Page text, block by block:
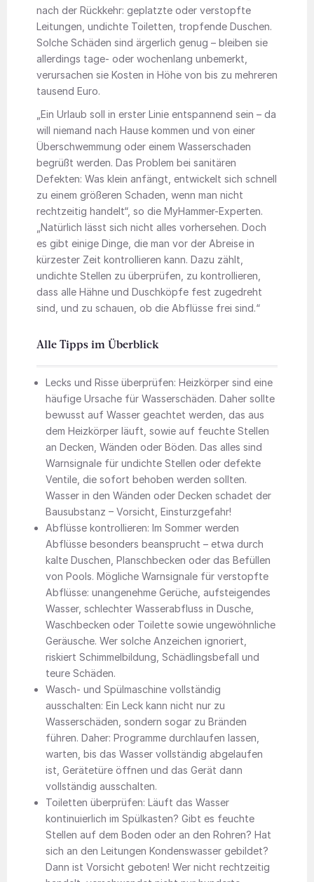
nach der Rückkehr: geplatzte oder verstopfte
Leitungen, undichte Toiletten, tropfende Duschen.
Solche Schäden sind ärgerlich genug – bleiben sie
allerdings tage- oder wochenlang unbemerkt,
verursachen sie Kosten in Höhe von bis zu mehreren
tausend Euro.
„Ein Urlaub soll in erster Linie entspannend sein – da
will niemand nach Hause kommen und von einer
Überschwemmung oder einem Wasserschaden
begrüßt werden. Das Problem bei sanitären
Defekten: Was klein anfängt, entwickelt sich schnell
zu einem größeren Schaden, wenn man nicht
rechtzeitig handelt“, so die MyHammer-Experten.
„Natürlich lässt sich nicht alles vorhersehen. Doch
es gibt einige Dinge, die man vor der Abreise in
kürzester Zeit kontrollieren kann. Dazu zählt,
undichte Stellen zu überprüfen, zu kontrollieren,
dass alle Hähne und Duschköpfe fest zugedreht
sind, und zu schauen, ob die Abflüsse frei sind.“
Alle Tipps im Überblick
Lecks und Risse überprüfen: Heizkörper sind eine
häufige Ursache für Wasserschäden. Daher sollte
bewusst auf Wasser geachtet werden, das aus
dem Heizkörper läuft, sowie auf feuchte Stellen
an Decken, Wänden oder Böden. Das alles sind
Warnsignale für undichte Stellen oder defekte
Ventile, die sofort behoben werden sollten.
Wasser in den Wänden oder Decken schadet der
Bausubstanz – Vorsicht, Einsturzgefahr!
Abflüsse kontrollieren: Im Sommer werden
Abflüsse besonders beansprucht – etwa durch
kalte Duschen, Planschbecken oder das Befüllen
von Pools. Mögliche Warnsignale für verstopfte
Abflüsse: unangenehme Gerüche, aufsteigendes
Wasser, schlechter Wasserabfluss in Dusche,
Waschbecken oder Toilette sowie ungewöhnliche
Geräusche. Wer solche Anzeichen ignoriert,
riskiert Schimmelbildung, Schädlingsbefall und
teure Schäden.
Wasch- und Spülmaschine vollständig
ausschalten: Ein Leck kann nicht nur zu
Wasserschäden, sondern sogar zu Bränden
führen. Daher: Programme durchlaufen lassen,
warten, bis das Wasser vollständig abgelaufen
ist, Gerätetüre öffnen und das Gerät dann
vollständig ausschalten.
Toiletten überprüfen: Läuft das Wasser
kontinuierlich im Spülkasten? Gibt es feuchte
Stellen auf dem Boden oder an den Rohren? Hat
sich an den Leitungen Kondenswasser gebildet?
Dann ist Vorsicht geboten! Wer nicht rechtzeitig